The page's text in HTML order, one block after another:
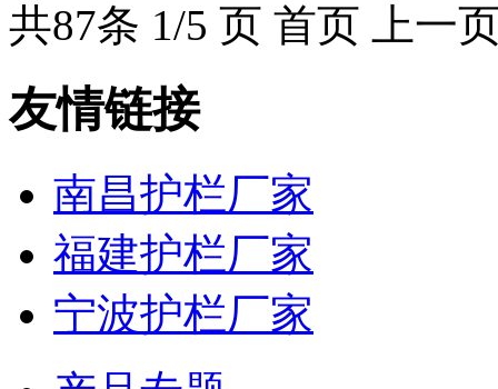
共87条 1/5 页 首页 上一
友情链接
南昌护栏厂家
福建护栏厂家
宁波护栏厂家